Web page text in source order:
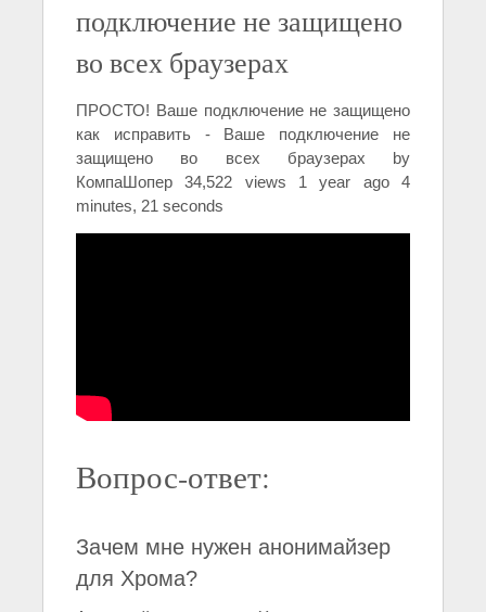
подключение не защищено
во всех браузерах
ПРОСТО! Ваше подключение не защищено
как исправить - Ваше подключение не
защищено во всех браузерах by
КомпаШопер 34,522 views 1 year ago 4
minutes, 21 seconds
Вопрос-ответ:
Зачем мне нужен анонимайзер
для Хрома?